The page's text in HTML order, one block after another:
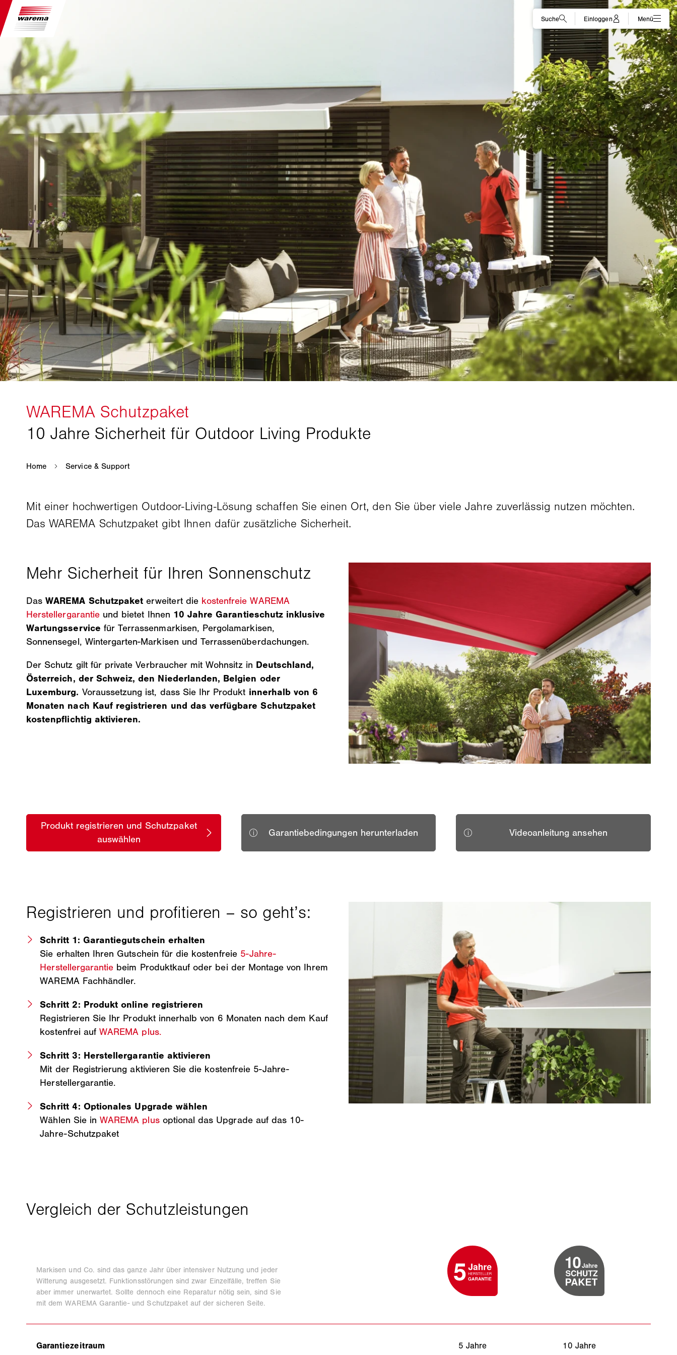
Mit einer hochwertigen Outdoor-Living-Lösung schaffen Sie einen Ort, den Sie über viele Jahre zuverlässig nutzen möchten.
Das WAREMA Schutzpaket gibt Ihnen dafür zusätzliche Sicherheit.
DasWAREMA Schutzpaketerweitert die kostenfreie WAREMA
Herstellergarantieund bietet Ihnen 10 Jahre Garantieschutz inklusive
Wartungsservice für Terrassenmarkisen, Pergolamarkisen,
Sonnensegel, Wintergarten-Markisen und Terrassenüberdachungen.
Der Schutz gilt für private Verbraucher mit Wohnsitz in Deutschland,
Österreich, der Schweiz, den Niederlanden, Belgien oder
Luxemburg. Voraussetzung ist, dass Sie Ihr Produkt innerhalb von 6
Monaten nach Kauf registrieren und das verfügbare Schutzpaket
kostenpflichtig aktivieren.
Schritt 1: Garantiegutschein erhalten
Sie erhalten Ihren Gutschein für die kostenfreie 5-Jahre-
Herstellergarantie beim Produktkauf oder bei der Montage von Ihrem
WAREMA Fachhändler.
Schritt 2: Produkt online registrieren
Registrieren Sie Ihr Produkt innerhalb von 6 Monaten nach dem Kauf
kostenfrei aufWAREMA plus.
Schritt 3: Herstellergarantie aktivieren
Mit der Registrierung aktivieren Sie die kostenfreie 5-Jahre-
Herstellergarantie.
Schritt 4: Optionales Upgrade wählen
Wählen Sie inWAREMA plusoptional das Upgrade auf das 10-
Jahre-Schutzpaket
Markisen und Co. sind das ganze Jahr über intensiver Nutzung und jeder
Witterung ausgesetzt. Funktionsstörungen sind zwar Einzelfälle, treffen Sie
aber immer unerwartet. Sollte dennoch eine Reparatur nötig sein, sind Sie
mit dem WAREMA Garantie- und Schutzpaket auf der sicheren Seite.
Garantiezeitraum 5 Jahre 10 Jahre